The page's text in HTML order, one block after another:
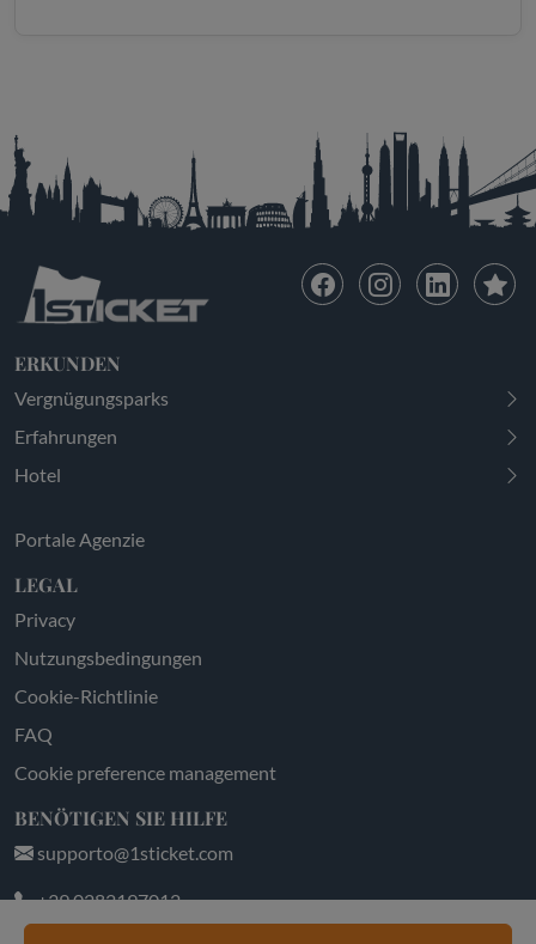
ERKUNDEN
Vergnügungsparks
Erfahrungen
Hotel
Portale Agenzie
LEGAL
Privacy
Nutzungsbedingungen
Cookie-Richtlinie
FAQ
Cookie preference management
BENÖTIGEN SIE HILFE
supporto@1sticket.com
+39 0282197012